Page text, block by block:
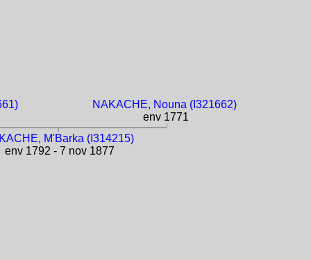
NAKACHE, Nouna (I321662)
env 1771
M'Barka (I314215)
env 1792 - 7 nov 1877